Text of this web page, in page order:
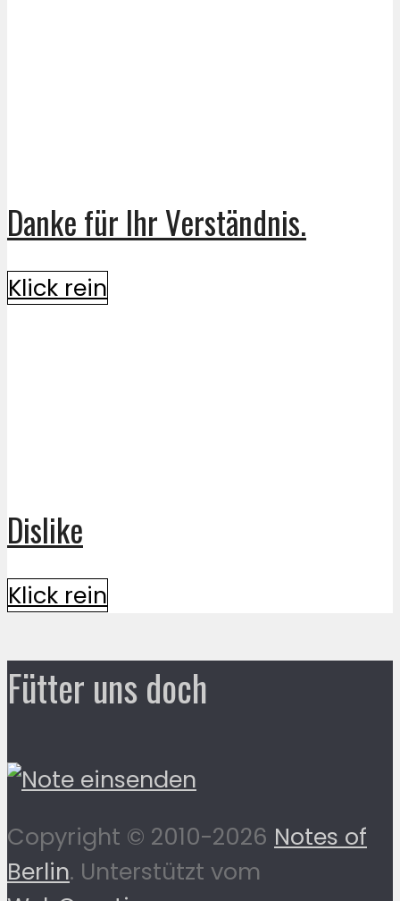
Danke für Ihr Verständnis.
Klick rein
Dislike
Klick rein
Fütter uns doch
Copyright © 2010-2026 Notes of
Berlin. Unterstützt vom